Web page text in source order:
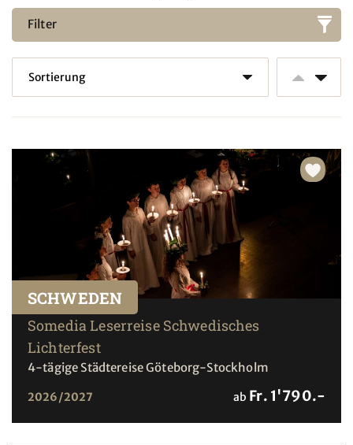
Filter
SCHWEDEN
Somedia Leserreise Schwedisches
Lichterfest
4-tägige Städtereise Göteborg-Stockholm
2026/2027 ab Fr. 1'790.-